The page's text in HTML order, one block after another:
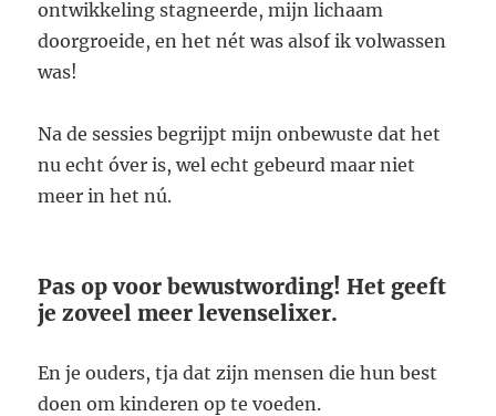
ontwikkeling stagneerde, mijn lichaam
doorgroeide, en het nét was alsof ik volwassen
was!
Na de sessies begrijpt mijn onbewuste dat het
nu echt óver is, wel echt gebeurd maar niet
meer in het nú.
Pas op voor bewustwording! Het geeft
je zoveel meer levenselixer.
En je ouders, tja dat zijn mensen die hun best
doen om kinderen op te voeden.